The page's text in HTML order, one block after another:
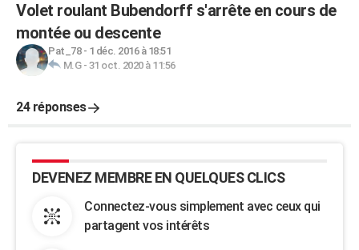
Volet roulant Bubendorff s'arrête en cours de
montée ou descente
Pat_78- 1 déc. 2016 à 18:51
M.G- 31 oct. 2020 à 11:56
24 réponses
DEVENEZ MEMBRE EN QUELQUES CLICS
Connectez-vous simplement avec ceux qui
partagent vos intérêts